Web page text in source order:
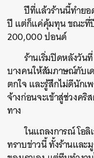
ปีที่แล้วร้านนี้ทำย
ปี แต่ก็แค่คุ้มทุน ขณะที่
200,000 ปอนด์
ร้านเริ่มปิดหลังวัน
บางคนให้สัมภาษณ์กับ
ตกใจ และรู้สึกไม่ดีนักเ
จ้างก่อนจะเข้าสู่ช่วงค
ทาง
ในแถลงการณ์ โอลิ
ทราบข่าวนี้ ทั้งร้านและ